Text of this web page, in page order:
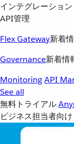
インテグレーション
API管理
Flex Gateway新着
Governance新着情
MonitoringAPI
See all
無料トライアル
ビジネス担当者向け